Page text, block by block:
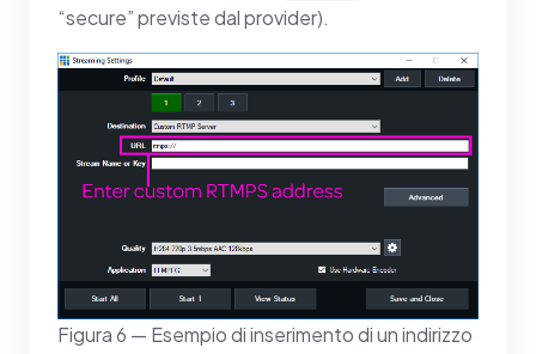
“secure” previste dal provider).
Figura 6 — Esempio di inserimento di un indirizzo